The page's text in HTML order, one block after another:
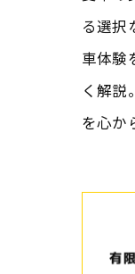
る選択
車体験
く解説
を心か